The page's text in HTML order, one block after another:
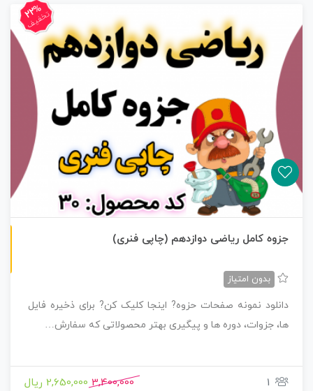
22%
تخفیف
جزوه کامل ریاضی دوازدهم (چاپی فنری)
بدون امتیاز
دانلود نمونه صفحات حزوه? اینجا کلیک کن? برای ذخیره فایل
ها، جزوات، دوره ها و پیگیری بهتر محصولاتی که سفارش…
1
3,400,000 2,650,000 ریال